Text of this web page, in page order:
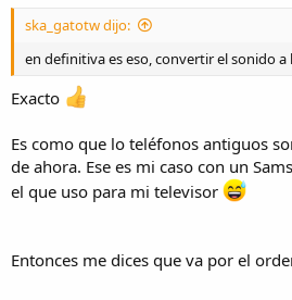
ska_gatotw dijo:
en definitiva es eso, convertir el sonido a
Exacto
Es como que lo teléfonos antiguos
de ahora. Ese es mi caso con un
el que uso para mi televisor
Entonces me dices que va por el